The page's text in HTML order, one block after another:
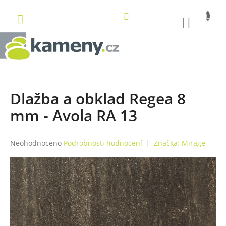
obsah
Dlažba a obklad Regea 8
mm - Avola RA 13
Průměrné
produktu
je
0,0
z
5
hvězdiček.
Neohodnoceno Podrobnosti hodnocení Značka: Mirage